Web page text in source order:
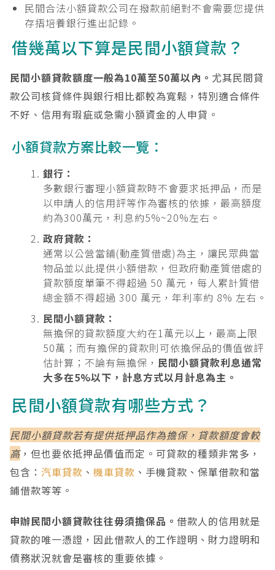
民間合法小額貸款公司在撥款前絕對不會需要您提供
存摺培養銀行進出記錄。
借幾萬以下算是民間小額貸款？
民間小額貸款額度一般為10萬至50萬以內。 尤其民間貸
款公司核貸條件與銀行相比都較為寬鬆，特別適合條件
不好、信用有瑕疵或急需小額資金的人申貸。
小額貸款方案比較一覽：
銀行：
多數銀行審理小額貸款時不會要求抵押品，而是
以申請人的信用評等作為審核的依據，最高額度
約為300萬元，利息約5%~20%左右。
政府貸款：
通常以公營當鋪(動產質借處)為主，讓民眾典當
物品並以此提供小額借款，但政府動產質借處的
貸款額度單筆不得超過 50 萬元，每人累計質借
總金額不得超過 300 萬元，年利率約 8% 左右。
民間小額貸款：
無擔保的貸款額度大約在1萬元以上，最高上限
50萬；而有擔保的貸款則可依擔保品的價值做評
估計算；不論有無擔保， 民間小額貸款利息通常
大多在5%以下，計息方式以月計息為主。
民間小額貸款有哪些方式？
民間小額貸款若有提供抵押品作為擔保，貸款額度會較
高，但也要依抵押品價值而定。可貸款的種類非常多，
包含： 汽車貸款 、 機車貸款 、手機貸款、保單借款和當
鋪借款等等。
申辦民間小額貸款往往毋須擔保品。 借款人的信用就是
貸款的唯一憑證，因此借款人的工作證明、財力證明和
債務狀況就會是審核的重要依據。